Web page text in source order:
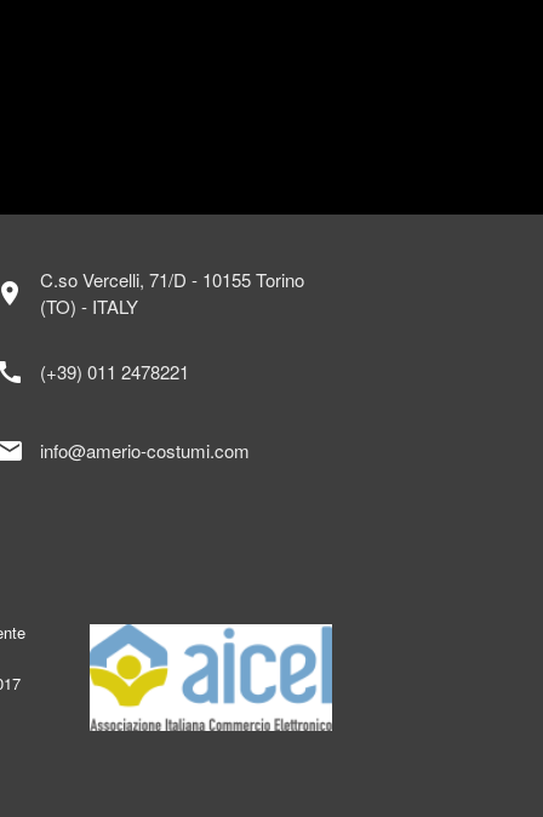
C.so Vercelli, 71/D - 10155 Torino
(TO) - ITALY
(+39) 011 2478221
info@amerio-costumi.com